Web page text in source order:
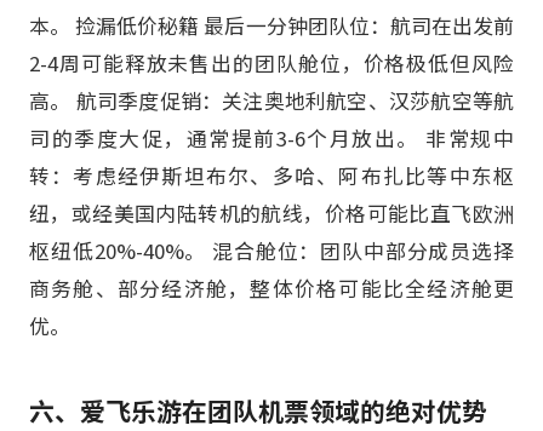
本。 捡漏低价秘籍 最后一分钟团队位：航司在出发前
2-4周可能释放未售出的团队舱位，价格极低但风险
高。 航司季度促销：关注奥地利航空、汉莎航空等航
司的季度大促，通常提前3-6个月放出。 非常规中
转：考虑经伊斯坦布尔、多哈、阿布扎比等中东枢
纽，或经美国内陆转机的航线，价格可能比直飞欧洲
枢纽低20%-40%。 混合舱位：团队中部分成员选择
商务舱、部分经济舱，整体价格可能比全经济舱更
优。
六、爱飞乐游在团队机票领域的绝对优势